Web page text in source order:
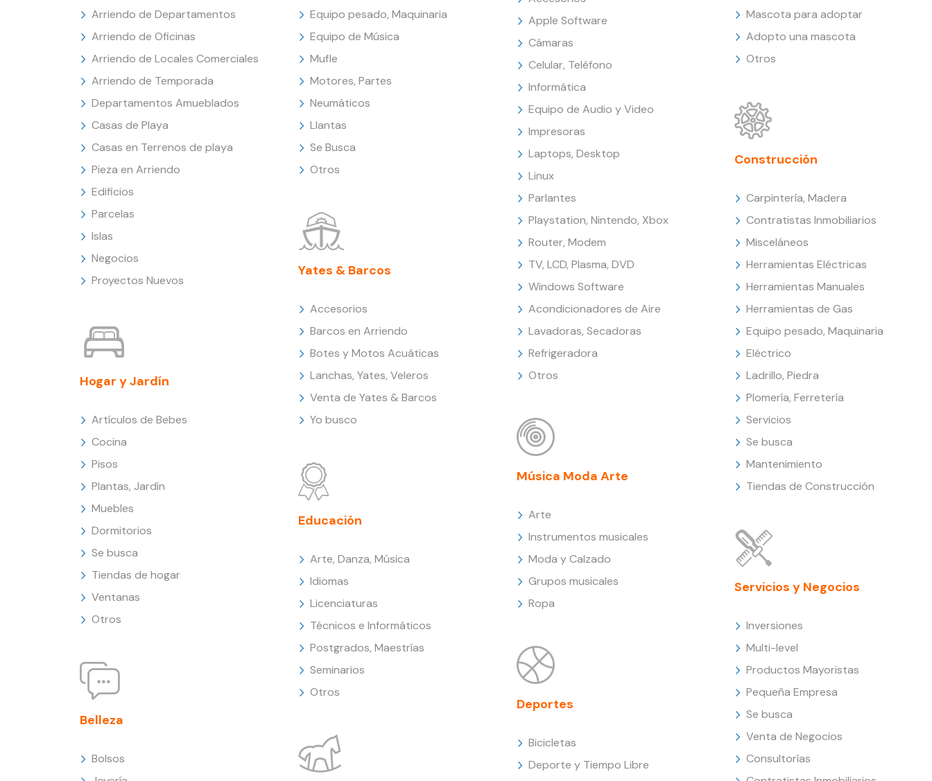
Arriendo de Departamentos
Arriendo de Oficinas
Arriendo de Locales Comerciales
Arriendo de Temporada
Departamentos Amueblados
Casas de Playa
Casas en Terrenos de playa
Pieza en Arriendo
Edificios
Parcelas
Islas
Negocios
Proyectos Nuevos
Hogar y Jardín
Artículos de Bebes
Cocina
Pisos
Plantas, Jardín
Muebles
Dormitorios
Se busca
Tiendas de hogar
Ventanas
Otros
Belleza
Bolsos
Equipo pesado, Maquinaria
Equipo de Música
Mufle
Motores, Partes
Neumáticos
Llantas
Se Busca
Otros
Yates & Barcos
Accesorios
Barcos en Arriendo
Botes y Motos Acuáticas
Lanchas, Yates, Veleros
Venta de Yates & Barcos
Yo busco
Educación
Arte, Danza, Música
Idiomas
Licenciaturas
Técnicos e Informáticos
Postgrados, Maestrías
Seminarios
Otros
Apple Software
Cámaras
Celular, Teléfono
Informática
Equipo de Audio y Video
Impresoras
Laptops, Desktop
Linux
Parlantes
Playstation, Nintendo, Xbox
Router, Modem
TV, LCD, Plasma, DVD
Windows Software
Acondicionadores de Aire
Lavadoras, Secadoras
Refrigeradora
Otros
Música Moda Arte
Arte
Instrumentos musicales
Moda y Calzado
Grupos musicales
Ropa
Deportes
Bicicletas
Deporte y Tiempo Libre
Mascota para adoptar
Adopto una mascota
Otros
Construcción
Carpintería, Madera
Contratistas Inmobiliarios
Misceláneos
Herramientas Eléctricas
Herramientas Manuales
Herramientas de Gas
Equipo pesado, Maquinaria
Eléctrico
Ladrillo, Piedra
Plomería, Ferretería
Servicios
Se busca
Mantenimiento
Tiendas de Construcción
Servicios y Negocios
Inversiones
Multi-level
Productos Mayoristas
Pequeña Empresa
Se busca
Venta de Negocios
Consultorías